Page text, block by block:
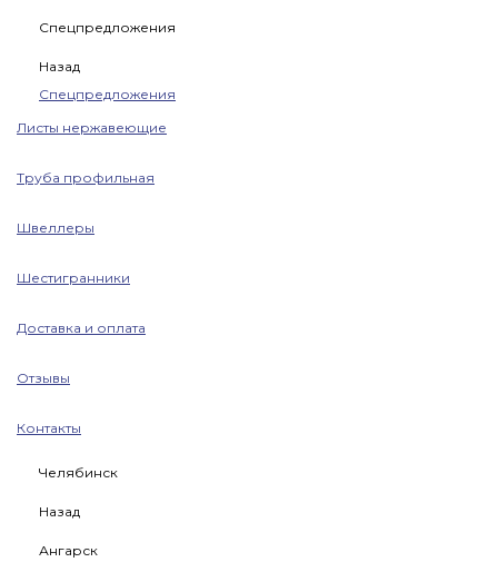
Спецпредложения
Назад
Спецпредложения
Листы нержавеющие
Труба профильная
Швеллеры
Шестигранники
Доставка и оплата
Отзывы
Контакты
Челябинск
Назад
Ангарск